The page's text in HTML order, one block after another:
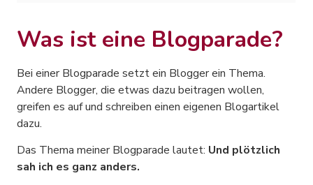
Was ist eine Blogparade?
Bei einer Blogparade setzt ein Blogger ein Thema.
Andere Blogger, die etwas dazu beitragen wollen,
greifen es auf und schreiben einen eigenen Blogartikel
dazu.
Das Thema meiner Blogparade lautet: Und plötzlich
sah ich es ganz anders.